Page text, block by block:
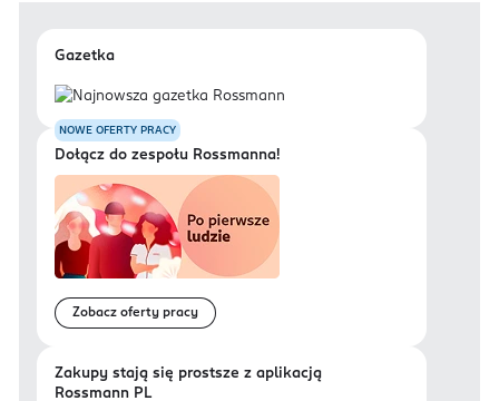
Gazetka
NOWE OFERTY PRACY
Dołącz do zespołu Rossmanna!
Zobacz oferty pracy
Zakupy stają się prostsze z aplikacją
Rossmann PL